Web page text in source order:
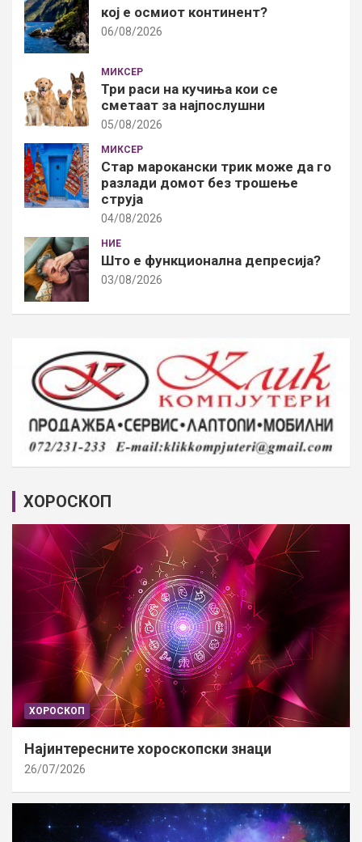
кој е осмиот континент?
06/08/2026
МИКСЕР
Три раси на кучиња кои се
сметаат за најпослушни
05/08/2026
МИКСЕР
Стар марокански трик може да го
разлади домот без трошење
струја
04/08/2026
НИЕ
Што е функционална депресија?
03/08/2026
ХОРОСКОП
ХОРОСКОП
Најинтересните хороскопски знаци
26/07/2026